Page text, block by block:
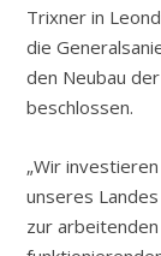
Trixner in
die
den Neubau
beschlossen.
„Wir
unseres
zur